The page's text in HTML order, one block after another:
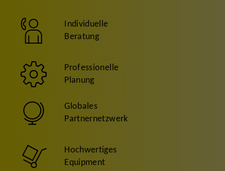
Individuelle
Beratung
Professionelle
Planung
Globales
Partnernetzwerk
Hochwertiges
Equipment